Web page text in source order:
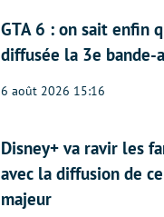
GTA 6 : on sait enfin
diffusée la 3e bande-
6 août 2026 15:16
Disney+ va ravir les
avec la diffusion de
majeur